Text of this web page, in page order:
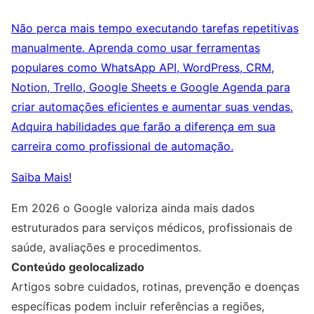
Não perca mais tempo executando tarefas repetitivas
manualmente. Aprenda como usar ferramentas
populares como WhatsApp API, WordPress, CRM,
Notion, Trello, Google Sheets e Google Agenda para
criar automações eficientes e aumentar suas vendas.
Adquira habilidades que farão a diferença em sua
carreira como profissional de automação.
Saiba Mais!
Em 2026 o Google valoriza ainda mais dados
estruturados para serviços médicos, profissionais de
saúde, avaliações e procedimentos.
Conteúdo geolocalizado
Artigos sobre cuidados, rotinas, prevenção e doenças
específicas podem incluir referências a regiões,